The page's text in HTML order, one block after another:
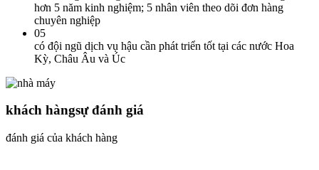
hơn 5 năm kinh nghiệm; 5 nhân viên theo dõi đơn hàng
chuyên nghiệp
05
có đội ngũ dịch vụ hậu cần phát triển tốt tại các nước Hoa
Kỳ, Châu Âu và Úc
khách hàngsự đánh giá
đánh giá của khách hàng